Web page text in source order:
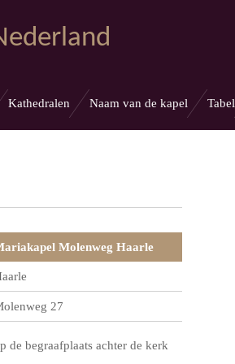
Kathedralen Naam van de kapel Tabel
Molenweg Haarle
27
de begraafplaats achter de kerk